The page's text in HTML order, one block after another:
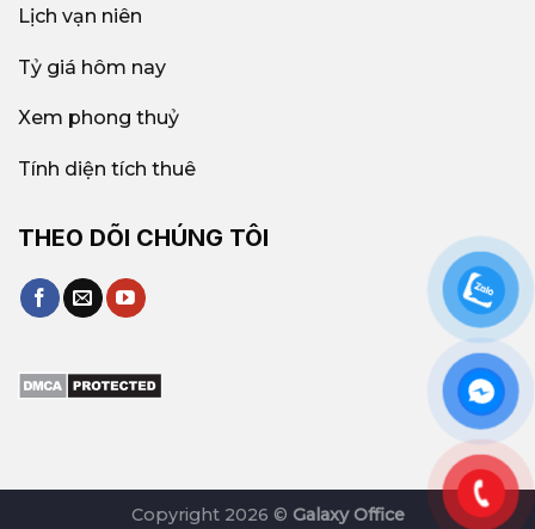
Lịch vạn niên
Tỷ giá hôm nay
Xem phong thuỷ
Tính diện tích thuê
THEO DÕI CHÚNG TÔI
Copyright 2026 © Galaxy Office